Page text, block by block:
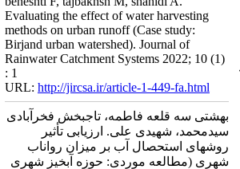
Evaluating the effect of water harvesting
methods on urban runoff (Case study:
Birjand urban watershed). Journal of
Rainwater Catchment Systems 2022; 10 (1)
: 1
URL: http://jircsa.ir/article-1-449-fa.html
بهشتی سه قلعه فاطمه، تاجبخش فخرآبادی
سیدمحمد، شهیدی علی. ارزیابی تأثیر
روشهای استحصال آب بر میزان رواناب
شهری (مطالعه موردی: حوزه آبخیز شهری